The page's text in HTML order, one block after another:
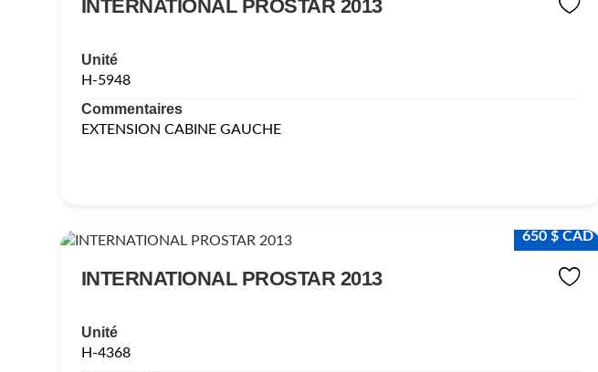
INTERNATIONAL PROSTAR 2013
Unité
H-5948
Commentaires
EXTENSION CABINE GAUCHE
650 $ CAD
INTERNATIONAL PROSTAR 2013
Unité
H-4368